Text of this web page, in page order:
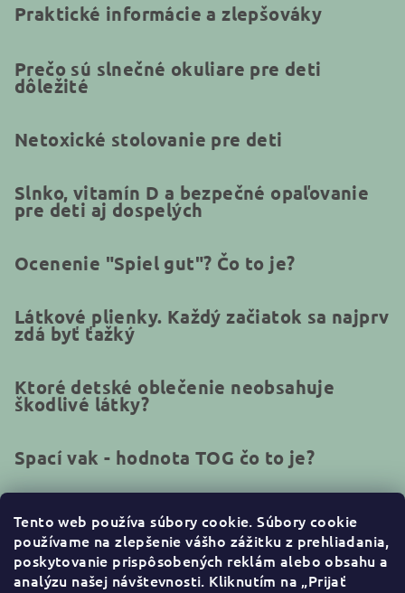
Tento web používa súbory cookie.Súbory cookie
používame na zlepšenie vášho zážitku z prehliadania,
poskytovanie prispôsobených reklám alebo obsahu a
analýzu našej návštevnosti. Kliknutím na „Prijať
Praktické informácie a zlepšováky
Prečo sú slnečné okuliare pre deti
dôležité
Netoxické stolovanie pre deti
Slnko, vitamín D a bezpečné opaľovanie
pre deti aj dospelých
Ocenenie "Spiel gut"? Čo to je?
Látkové plienky. Každý začiatok sa najprv
zdá byť ťažký
Ktoré detské oblečenie neobsahuje
škodlivé látky?
Spací vak - hodnota TOG čo to je?
Kontakt